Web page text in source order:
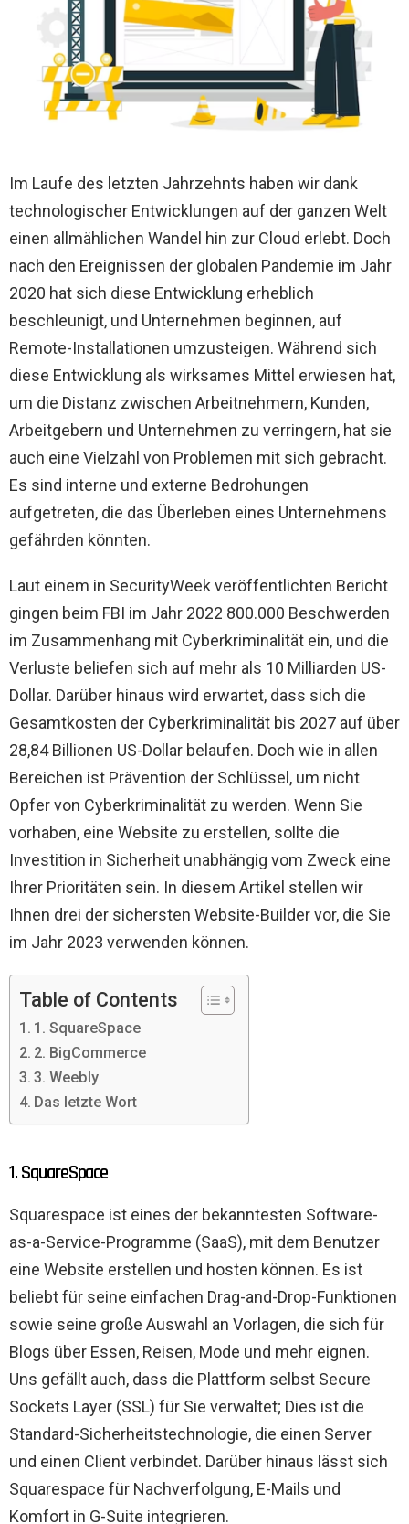
Im Laufe des letzten Jahrzehnts haben wir dank
technologischer Entwicklungen auf der ganzen Welt
einen allmählichen Wandel hin zur Cloud erlebt. Doch
nach den Ereignissen der globalen Pandemie im Jahr
2020 hat sich diese Entwicklung erheblich
beschleunigt, und Unternehmen beginnen, auf
Remote-Installationen umzusteigen. Während sich
diese Entwicklung als wirksames Mittel erwiesen hat,
um die Distanz zwischen Arbeitnehmern, Kunden,
Arbeitgebern und Unternehmen zu verringern, hat sie
auch eine Vielzahl von Problemen mit sich gebracht.
Es sind interne und externe Bedrohungen
aufgetreten, die das Überleben eines Unternehmens
gefährden könnten.
Laut einem in SecurityWeek veröffentlichten Bericht
gingen beim FBI im Jahr 2022 800.000 Beschwerden
im Zusammenhang mit Cyberkriminalität ein, und die
Verluste beliefen sich auf mehr als 10 Milliarden US-
Dollar. Darüber hinaus wird erwartet, dass sich die
Gesamtkosten der Cyberkriminalität bis 2027 auf über
28,84 Billionen US-Dollar belaufen. Doch wie in allen
Bereichen ist Prävention der Schlüssel, um nicht
Opfer von Cyberkriminalität zu werden. Wenn Sie
vorhaben, eine Website zu erstellen, sollte die
Investition in Sicherheit unabhängig vom Zweck eine
Ihrer Prioritäten sein. In diesem Artikel stellen wir
Ihnen drei der sichersten Website-Builder vor, die Sie
im Jahr 2023 verwenden können.
Table of Contents
1. SquareSpace
2. BigCommerce
3. Weebly
Das letzte Wort
1. SquareSpace
Squarespace ist eines der bekanntesten Software-
as-a-Service-Programme (SaaS), mit dem Benutzer
eine Website erstellen und hosten können. Es ist
beliebt für seine einfachen Drag-and-Drop-Funktionen
sowie seine große Auswahl an Vorlagen, die sich für
Blogs über Essen, Reisen, Mode und mehr eignen.
Uns gefällt auch, dass die Plattform selbst Secure
Sockets Layer (SSL) für Sie verwaltet; Dies ist die
Standard-Sicherheitstechnologie, die einen Server
und einen Client verbindet. Darüber hinaus lässt sich
Squarespace für Nachverfolgung, E-Mails und
Komfort in G-Suite integrieren.